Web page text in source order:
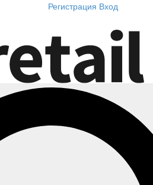
Регистрация Вход